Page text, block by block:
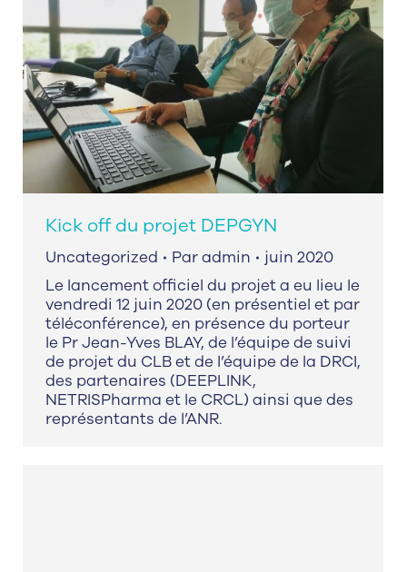
Kick off du projet DEPGYN
Uncategorized Paradmin
juin 2020
Le lancement officiel du projet a eu lieu le
vendredi 12 juin 2020 (en présentiel et par
téléconférence), en présence du porteur
le Pr Jean-Yves BLAY, de l’équipe de suivi
de projet du CLB et de l’équipe de la DRCI,
des partenaires (DEEPLINK,
NETRISPharma et le CRCL) ainsi que des
représentants de l’ANR.